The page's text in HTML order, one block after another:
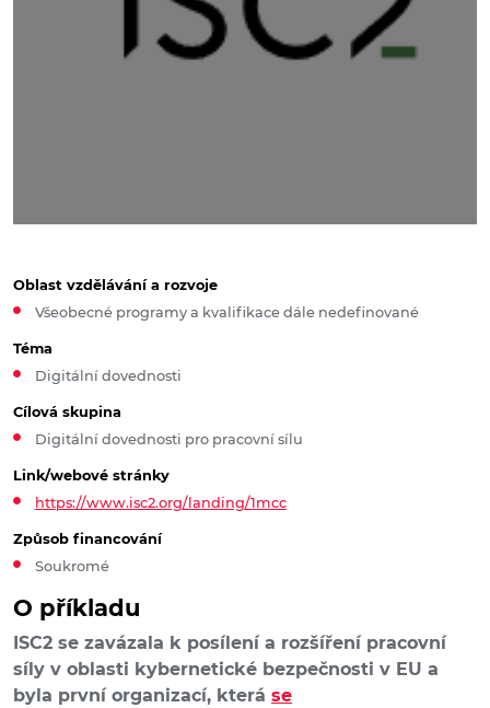
O příkladu
ISC2 se zavázala k posílení a rozšíření pracovní
síly v oblasti kybernetické bezpečnosti v EU a
byla první organizací, která se
Oblast vzdělávání a rozvoje
Všeobecné programy a kvalifikace dále nedefinované
Téma
Digitální dovednosti
Cílová skupina
Digitální dovednosti pro pracovní sílu
Link/webové stránky
https://www.isc2.org/landing/1mcc
Způsob financování
Soukromé